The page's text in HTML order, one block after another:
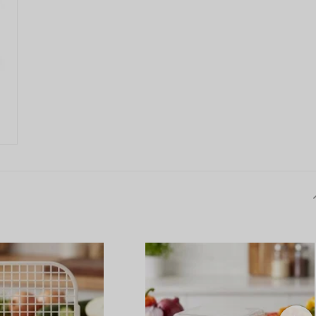
sich lohnt, ein Konto zu
ANMELDEN